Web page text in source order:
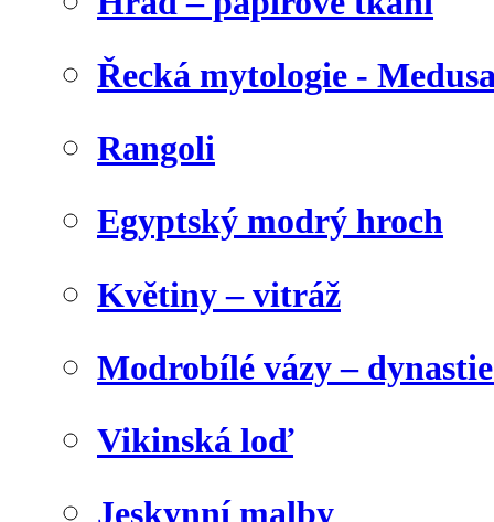
Řecká mytologie -
Rangoli
Egyptský modrý hroch
Květiny – vitráž
Modrobílé vázy –
Vikinská loď
Jeskynní malby